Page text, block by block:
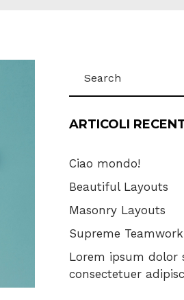
for:
ARTICOLI
Ciao mondo!
Beautiful Layouts
Masonry Layouts
Supreme Teamwork
Lorem ipsum dolor
consectetuer